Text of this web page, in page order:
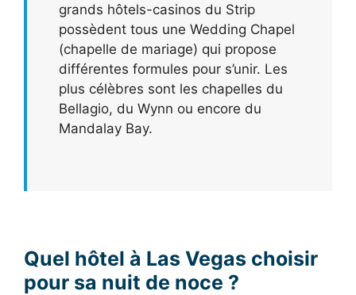
grands hôtels-casinos du Strip
possèdent tous une Wedding Chapel
(chapelle de mariage) qui propose
différentes formules pour s’unir. Les
plus célèbres sont les chapelles du
Bellagio, du Wynn ou encore du
Mandalay Bay.
Quel hôtel à Las Vegas choisir
pour sa nuit de noce ?